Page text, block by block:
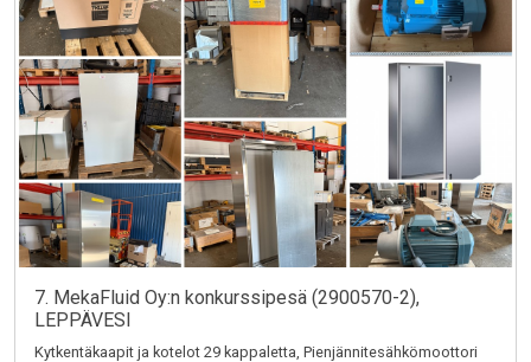
7. MekaFluid Oy:n konkurssipesä (2900570-2),
LEPPÄVESI
Kytkentäkaapit ja kotelot 29 kappaletta, Pienjännitesähkömoottori